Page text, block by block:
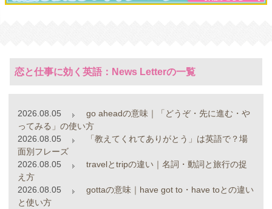
恋と仕事に効く英語：News Letterの一覧
2026.08.05
go aheadの意味｜「どうぞ・先に進む・や
ってみる」の使い方
2026.08.05
「教えてくれてありがとう」は英語で？場
面別フレーズ
2026.08.05
travelとtripの違い｜名詞・動詞と旅行の捉
え方
2026.08.05
gottaの意味｜have got to・have toとの違い
と使い方